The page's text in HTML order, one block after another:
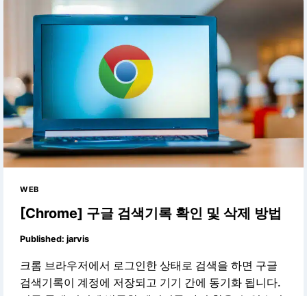
WEB
[Chrome] 구글 검색기록 확인 및 삭제 방법
Published: jarvis
크롬 브라우저에서 로그인한 상태로 검색을 하면 구글
검색기록이 계정에 저장되고 기기 간에 동기화 됩니다.